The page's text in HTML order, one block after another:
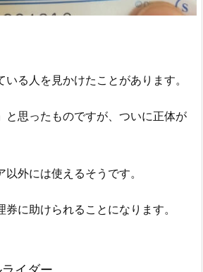
る人を見かけたことがあります。
と思ったものですが、ついに正体が
以外には使えるそうです。
に助けられることになります。